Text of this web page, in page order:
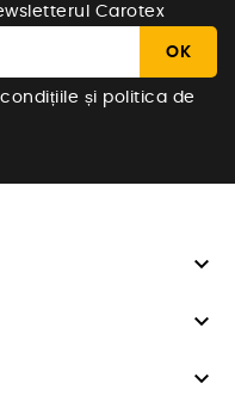
Carotex
și politica de


